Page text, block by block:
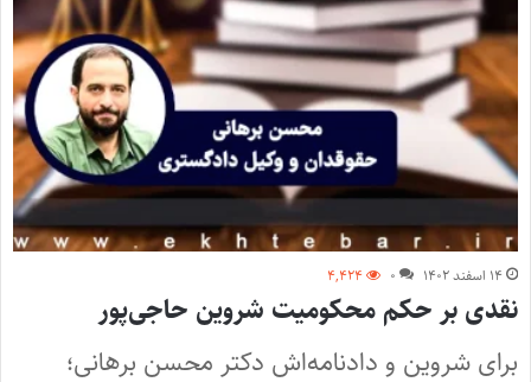
۱۴ اسفند ۱۴۰۲ ۰ ۴,۴۲۴
نقدی بر حکم محکومیت شروین حاجی‌پور
برای شروین و دادنامه‌اش دکتر محسن برهانی؛